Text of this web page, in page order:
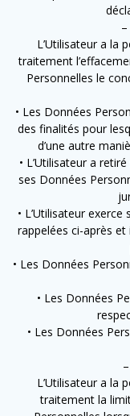
L’Utilisateur a la
traitement
Personnelles le
• Les Données
des finalités pour
d’une autre
• L’Utilisateur a
ses Données
• L’Utilisateur
rappelées ci-après
• Les Données
• Les Données
• Les Données
L’Utilisateur a la
traitement la